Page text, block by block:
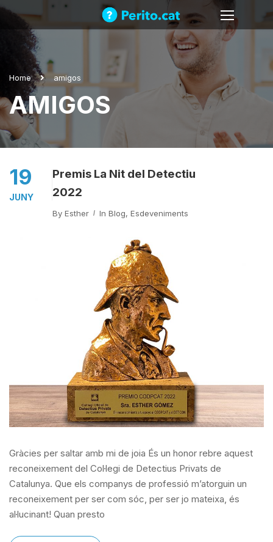
Home amigos
AMIGOS
19
JUNY
Premis La Nit del Detectiu
2022
By Esther In Blog, Esdeveniments
Gràcies per saltar amb mi de joia És un honor rebre aquest
reconeixement del Col·legi de Detectius Privats de
Catalunya. Que els companys de professió m’atorguin un
reconeixement per ser com sóc, per ser jo mateixa, és
al·lucinant! Quan presto